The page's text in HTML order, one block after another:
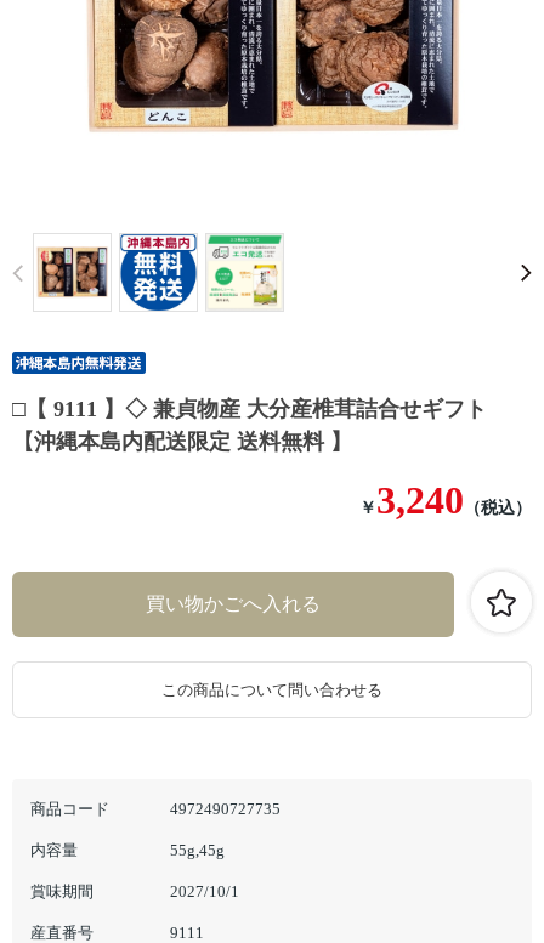
Prev
□【 9111 】◇ 兼貞物産 大分産椎茸詰合せギフト
【沖縄本島内配送限定 送料無料 】
￥ 3,240 （税込）
商品コード 4972490727735
内容量 55g,45g
賞味期間 2027/10/1
産直番号 9111
この商品について問い合わせる